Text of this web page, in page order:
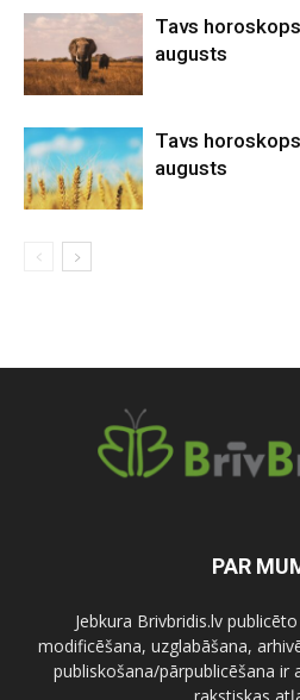
Tavs
augusts
Tavs
augusts
PAR
Jebkura Brivbridis.lv
modificēšana, uzglabāšana,
publiskošana/pārpublicēšana ir